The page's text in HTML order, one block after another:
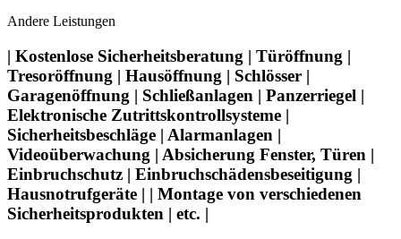
Andere Leistungen
| Kostenlose Sicherheitsberatung | Türöffnung |
Tresoröffnung | Hausöffnung | Schlösser |
Garagenöffnung | Schließanlagen | Panzerriegel |
Elektronische Zutrittskontrollsysteme |
Sicherheitsbeschläge | Alarmanlagen |
Videoüberwachung | Absicherung Fenster, Türen |
Einbruchschutz | Einbruchschädensbeseitigung |
Hausnotrufgeräte | | Montage von verschiedenen
Sicherheitsprodukten | etc. |